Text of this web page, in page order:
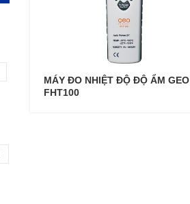
MÁY ĐO NHIỆT ĐỘ ĐỘ ẨM GEO
FHT100